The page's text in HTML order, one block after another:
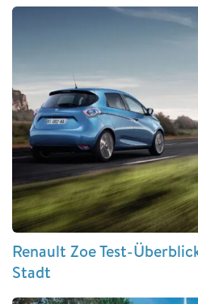
Renault Zoe Test-
Stadt